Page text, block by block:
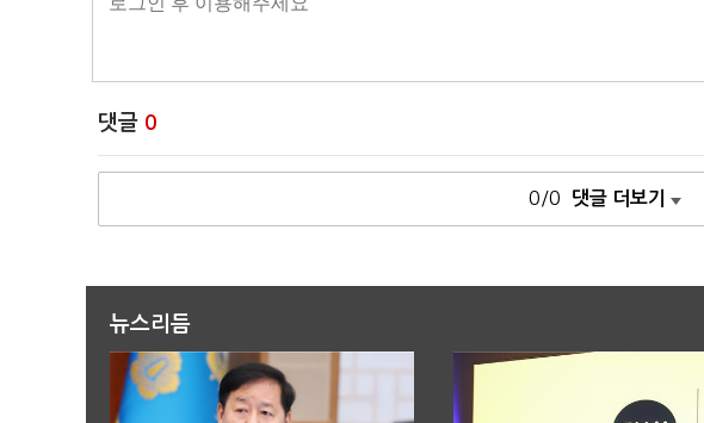
댓글 0
0/0 댓글 더보기
뉴스리듬